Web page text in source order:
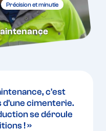
Précision et minutie
c'est
d'une cimenterie.
se déroule
! »